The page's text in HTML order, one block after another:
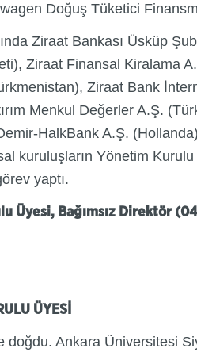
Doğuş Tüketici
Ziraat Bankası Üsküp
Ziraat Finansal Kiralama
Ziraat Bank
Menkul Değerler A.Ş.
HalkBank A.Ş.
kuruluşların Yönetim
yaptı.
Üyesi, Bağımsız Direktör
ÜYESİ
doğdu. Ankara Üniversitesi